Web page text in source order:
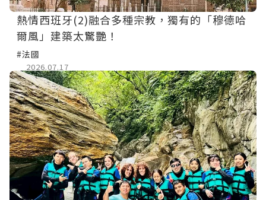
熱情西班牙(2)融合多種宗教，獨有的「穆德哈
爾風」建築太驚艷！
#法國
2026.07.17